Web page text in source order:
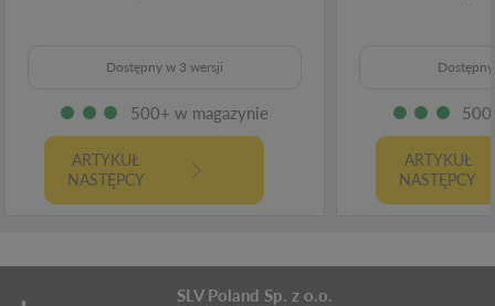
Dostępny w 3 wersji
500+ w magazynie
ARTYKUŁ
NASTĘPCY
ARTYKUŁ
NASTĘPCY
SLV Poland Sp. z o.o.